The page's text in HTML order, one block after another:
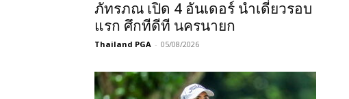
ประเทศไทย
ภัทรภณ เปิด 4 อันเดอร์ นำเดี่ยวรอบ
แรก ศึกทีดีที นครนายก
Thailand PGA - 05/08/2026